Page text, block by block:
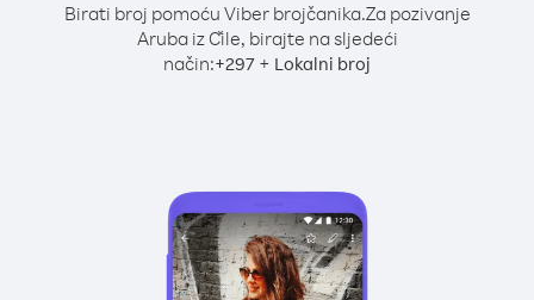
Birati broj pomoću Viber brojčanika.Za pozivanje
Aruba iz Čile, birajte na sljedeći
način:+297 + Lokalni broj